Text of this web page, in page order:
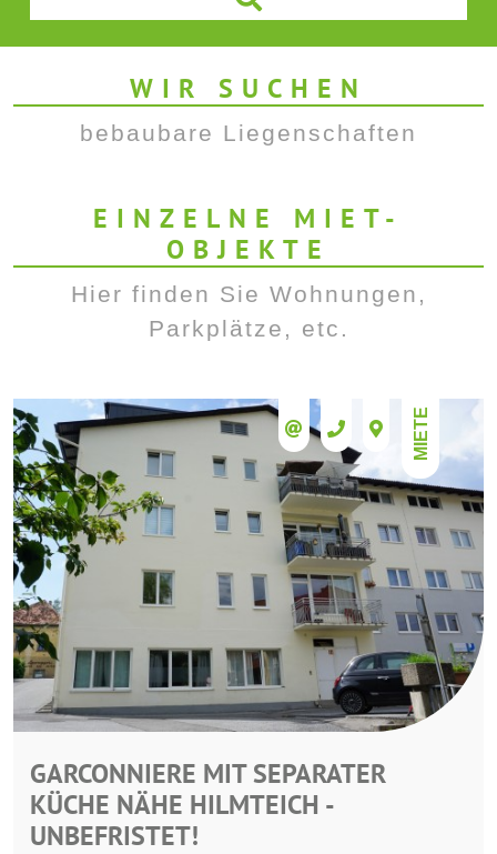
WIR SUCHEN
bebaubare Liegenschaften
EINZELNE MIET-
OBJEKTE
Hier finden Sie Wohnungen,
Parkplätze, etc.
MIETE
GARCONNIERE MIT SEPARATER
KÜCHE NÄHE HILMTEICH -
UNBEFRISTET!